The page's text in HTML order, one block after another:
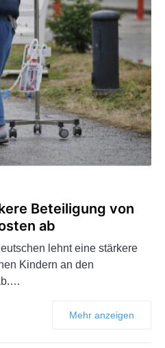
Beteiligung von
ab
lehnt eine stärkere
Kindern an den
Mehr anzeigen